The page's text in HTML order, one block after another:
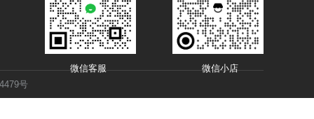
微信客服 微信小店
号